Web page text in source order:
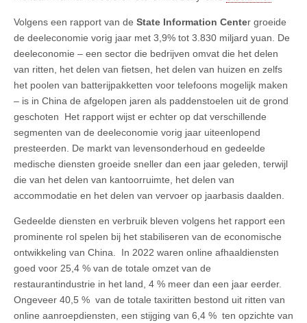
Volgens een rapport van de State Information Center groeide
de deeleconomie vorig jaar met 3,9% tot 3.830 miljard yuan. De
deeleconomie – een sector die bedrijven omvat die het delen
van ritten, het delen van fietsen, het delen van huizen en zelfs
het poolen van batterijpakketten voor telefoons mogelijk maken
– is in China de afgelopen jaren als paddenstoelen uit de grond
geschoten Het rapport wijst er echter op dat verschillende
segmenten van de deeleconomie vorig jaar uiteenlopend
presteerden. De markt van levensonderhoud en gedeelde
medische diensten groeide sneller dan een jaar geleden, terwijl
die van het delen van kantoorruimte, het delen van
accommodatie en het delen van vervoer op jaarbasis daalden.
Gedeelde diensten en verbruik bleven volgens het rapport een
prominente rol spelen bij het stabiliseren van de economische
ontwikkeling van China. In 2022 waren online afhaaldiensten
goed voor 25,4 % van de totale omzet van de
restaurantindustrie in het land, 4 % meer dan een jaar eerder.
Ongeveer 40,5 % van de totale taxiritten bestond uit ritten van
online aanroepdiensten, een stijging van 6,4 % ten opzichte van